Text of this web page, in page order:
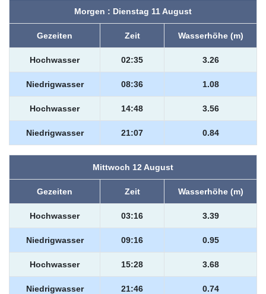
Morgen : Dienstag 11 August
Gezeiten Zeit Wasserhöhe (m)
Hochwasser 02:35 3.26
Niedrigwasser 08:36 1.08
Hochwasser 14:48 3.56
Niedrigwasser 21:07 0.84
Mittwoch 12 August
Gezeiten Zeit Wasserhöhe (m)
Hochwasser 03:16 3.39
Niedrigwasser 09:16 0.95
Hochwasser 15:28 3.68
Niedrigwasser 21:46 0.74